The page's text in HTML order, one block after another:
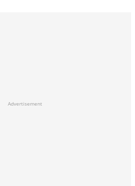
Advertisement